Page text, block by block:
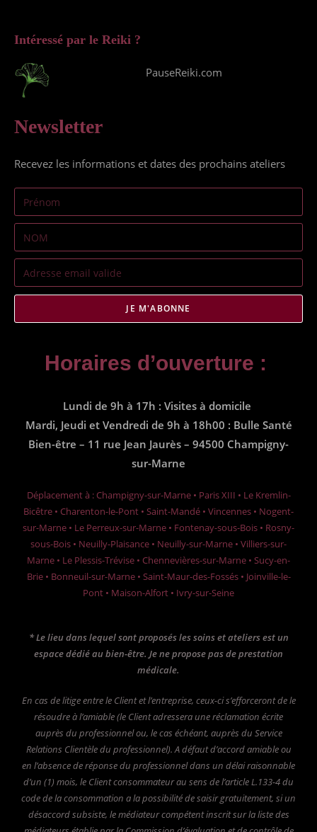
Intéressé par le Reiki ?
PauseReiki.com
Newsletter
Recevez les informations et dates des prochains ateliers
JE M'ABONNE
Horaires d’ouverture :
Lundi de 9h à 17h : Visites à domicile
Mardi, Jeudi et Vendredi de 9h à 18h00 : Bulle Santé
Bien-être – 11 rue Jean Jaurès – 94500 Champigny-
sur-Marne
Déplacement à : Champigny-sur-Marne • Paris XIII • Le Kremlin-
Bicêtre • Charenton-le-Pont • Saint-Mandé • Vincennes • Nogent-
sur-Marne • Le Perreux-sur-Marne • Fontenay-sous-Bois • Rosny-
sous-Bois • Neuilly-Plaisance • Neuilly-sur-Marne • Villiers-sur-
Marne • Le Plessis-Trévise • Chennevières-sur-Marne • Sucy-en-
Brie • Bonneuil-sur-Marne • Saint-Maur-des-Fossés • Joinville-le-
Pont • Maison-Alfort • Ivry-sur-Seine
* Le lieu dans lequel sont proposés les soins et ateliers est un
espace dédié au bien-être. Je ne propose pas de prestation
médicale.
En cas de litige entre le Client et l’entreprise, ceux-ci s’efforceront de le
résoudre à l’amiable (le Client adressera une réclamation écrite
auprès du professionnel ou, le cas échéant, auprès du Service
Relations Clientèle du professionnel).A défaut d’accord amiable ou
en l’absence de réponse du professionnel dans un délai raisonnable
d’un (1) mois, le Client consommateur au sens de l’article L.133-4 du
code de la consommation a la possibilité de saisir gratuitement, si un
désaccord subsiste, le médiateur compétent inscrit sur la liste des